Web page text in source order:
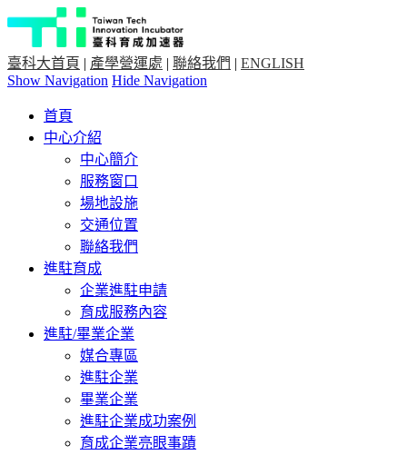
臺科大首頁 | 產學營運處 | 聯絡我們 | ENGLISH
Show Navigation Hide Navigation
首頁
中心介紹
中心簡介
服務窗口
場地設施
交通位置
聯絡我們
進駐育成
企業進駐申請
育成服務內容
進駐/畢業企業
媒合專區
進駐企業
畢業企業
進駐企業成功案例
育成企業亮眼事蹟